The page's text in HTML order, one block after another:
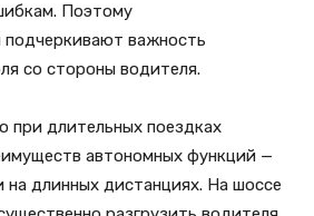
Поэтому
важность
со стороны водителя.
при длительных поездках
автономных функций —
на длинных дистанциях. На шоссе